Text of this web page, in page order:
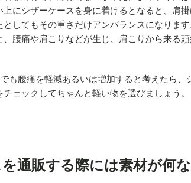
上にシザーケースを身に着けるとなると、肩
してもその重さだけアンバランスになります
腰痛や肩こりなどが生じ、肩こりから来る
も腰痛を軽減あるいは増加すると考えたら、
ェックしてちゃんと軽い物を選びましょう。
通販する際には素材が何